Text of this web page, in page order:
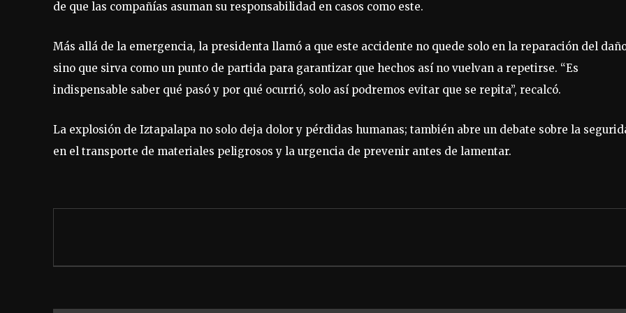
de que las compañías asuman su responsabilidad en casos como este.
Más allá de la emergencia, la presidenta llamó a que este accidente no quede solo en la reparación del
sino que sirva como un punto de partida para garantizar que hechos así no vuelvan a repetirse. “Es
indispensable saber qué pasó y por qué ocurrió, solo así podremos evitar que se repita”, recalcó.
La explosión de Iztapalapa no solo deja dolor y pérdidas humanas; también abre un debate sobre la
en el transporte de materiales peligrosos y la urgencia de prevenir antes de lamentar.